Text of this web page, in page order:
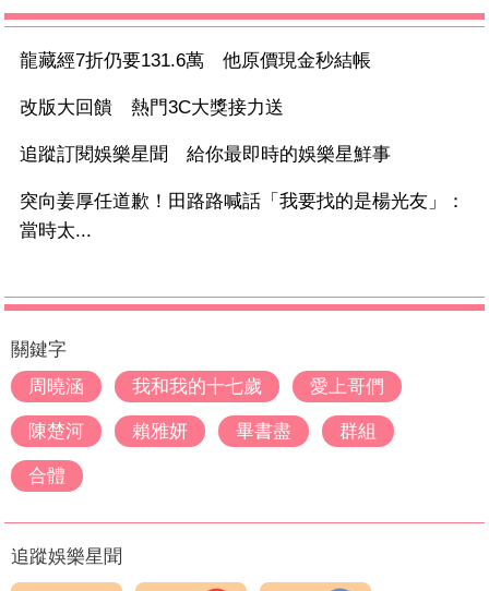
龍藏經7折仍要131.6萬 他原價現金秒結帳
改版大回饋 熱門3C大獎接力送
追蹤訂閱娛樂星聞 給你最即時的娛樂星鮮事
突向姜厚任道歉！田路路喊話「我要找的是楊光友」：
當時太...
關鍵字
周曉涵
我和我的十七歲 愛上哥們
陳楚河 賴雅妍 畢書盡 群組
合體
追蹤娛樂星聞